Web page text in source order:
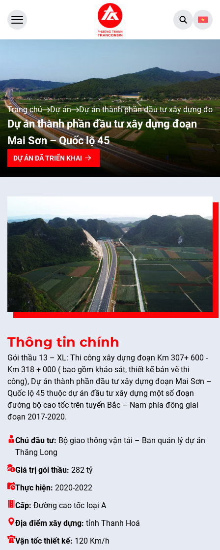
Trang chủ Dự án Dự án thành phần đầu tư xây dựng
Dự án thành phần đầu tư xây dựng đoạn
Mai Sơn – Quốc lộ 45
DỰ ÁN ĐÃ TRIỂN KHAI
Thông tin chính
Gói thầu 13 – XL: Thi công xây dựng đoạn Km 307+ 600 -
Km 318 + 000 ( bao gồm khảo sát, thiết kế bản vẽ thi
công), Dự án thành phần đầu tư xây dựng đoạn Mai Sơn –
Quốc lộ 45 thuộc dự án đầu tư xây dựng một số đoạn
đường bộ cao tốc trên tuyến Bắc – Nam phía đông giai
đoạn 2017-2020.
Chủ đầu tư: Bộ giao thông vận tải – Ban quản lý dự án
Thăng Long
Giá trị gói thầu: 282 tỷ
Thực hiện: 2020-2022
Cấp: Đường cao tốc loại A
Địa điểm xây dựng: tỉnh Thanh Hoá
Vận tốc thiết kế: 120 Km/h